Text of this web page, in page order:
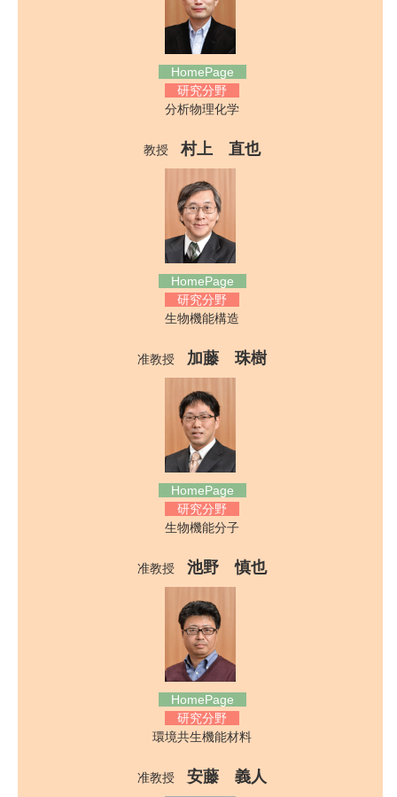
HomePage
研究分野
分析物理化学
教授村上 直也
HomePage
研究分野
生物機能構造
准教授 加藤 珠樹
HomePage
研究分野
生物機能分子
准教授 池野 慎也
HomePage
研究分野
環境共生機能材料
准教授 安藤 義人